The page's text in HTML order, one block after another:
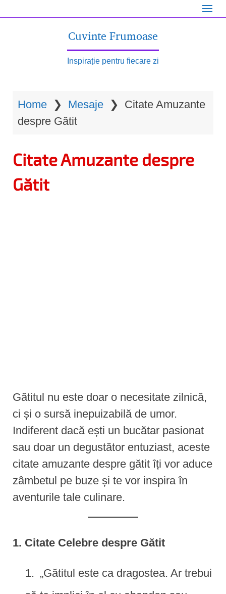
Cuvinte Frumoase
Inspirație pentru fiecare zi
Home ❯ Mesaje ❯ Citate Amuzante
despre Gătit
Citate Amuzante despre
Gătit
Gătitul nu este doar o necesitate zilnică,
ci și o sursă inepuizabilă de umor.
Indiferent dacă ești un bucătar pasionat
sau doar un degustător entuziast, aceste
citate amuzante despre gătit îți vor aduce
zâmbetul pe buze și te vor inspira în
aventurile tale culinare.
1. Citate Celebre despre Gătit
„Gătitul este ca dragostea. Ar trebui